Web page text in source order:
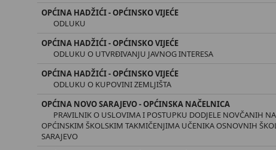
OPĆINA HADŽIĆI - OPĆINSKO VIJEĆE
ODLUKU
OPĆINA HADŽIĆI - OPĆINSKO VIJEĆE
ODLUKU O UTVRĐIVANJU JAVNOG INTERESA
OPĆINA HADŽIĆI - OPĆINSKO VIJEĆE
ODLUKU O KUPOVINI ZEMLJIŠTA
OPĆINA NOVO SARAJEVO - OPĆINSKA NAČELNICA
PRAVILNIK O USLOVIMA I POSTUPKU DODJELE NOVČANIH
OPĆINSKIM ŠKOLSKIM TAKMIČENJIMA UČENIKA OSNOVNIH
SARAJEVO